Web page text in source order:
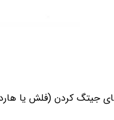
کردن کنسول) ایکس باکس 360 به حساب می ابند